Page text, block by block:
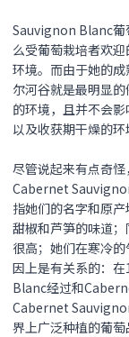
Sauvignon Blanc葡
么受葡萄栽培者欢
环境。而由于她的
尔河谷就是最明显
的环境，且并不会
以及收获期干燥的
尽管说起来有点奇
Cabernet
指她们的名字和原
甜椒和芦笋的味道
很高；她们在寒冷
因上是有关系的：
Blanc经过和
Cabernet
界上广泛种植的葡萄